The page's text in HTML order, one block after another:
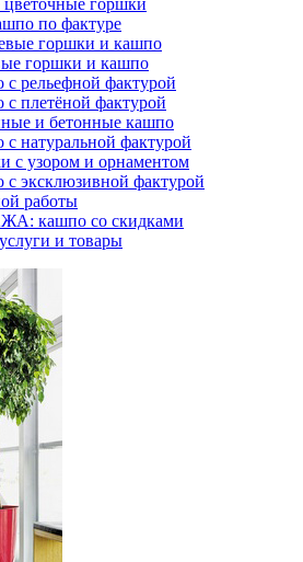
цветочные горшки
по фактуре
горшки и кашпо
горшки и кашпо
рельефной фактурой
плетёной фактурой
и бетонные кашпо
натуральной фактурой
с узором и орнаментом
эксклюзивной фактурой
работы
кашпо со скидками
и товары